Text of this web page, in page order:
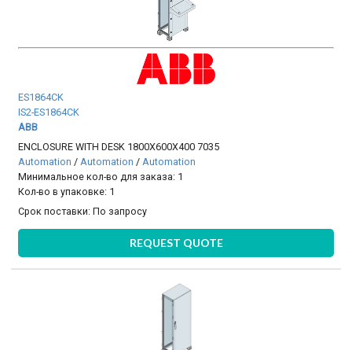
ES1864CK
IS2-ES1864CK
ABB
ENCLOSURE WITH DESK 1800X600X400 7035
Automation / Automation / Automation
Минимальное кол-во для заказа: 1
Кол-во в упаковке: 1
Срок поставки:По запросу
REQUEST QUOTE